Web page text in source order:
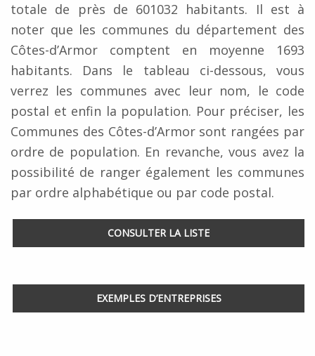
totale de près de 601032 habitants. Il est à
noter que les communes du département des
Côtes-d’Armor comptent en moyenne 1693
habitants. Dans le tableau ci-dessous, vous
verrez les communes avec leur nom, le code
postal et enfin la population. Pour préciser, les
Communes des Côtes-d’Armor sont rangées par
ordre de population. En revanche, vous avez la
possibilité de ranger également les communes
par ordre alphabétique ou par code postal.
CONSULTER LA LISTE
EXEMPLES D’ENTREPRISES